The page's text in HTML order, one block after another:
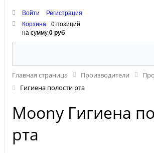
Войти
Регистрация
Корзина
0 позиций
на сумму0 руб
Главная страница Производители
Гигиена полости рта
Moony Гигиена
рта